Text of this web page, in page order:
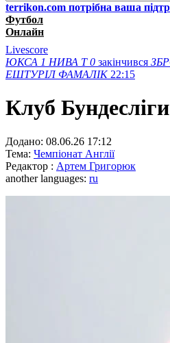
terrikon.com потрібна ваша
Футбол
Онлайн
Livescore
ЮКСА 1 НИВА Т 0 закінчився
ЕШТУРІЛ ФАМАЛІК 22:15
Клуб
Додано: 08.06.26 17:12
Тема: Чемпіонат Англії
Редактор : Артем Григорюк
another languages: ru